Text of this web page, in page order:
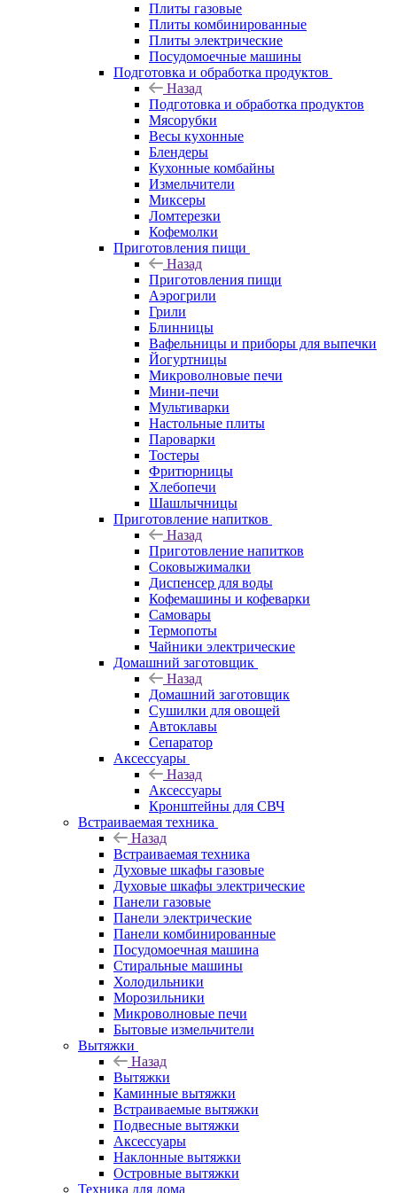
Плиты газовые
Плиты комбинированные
Плиты электрические
Посудомоечные машины
Подготовка и обработка продуктов
Назад
Подготовка и обработка продуктов
Мясорубки
Весы кухонные
Блендеры
Кухонные комбайны
Измельчители
Миксеры
Ломтерезки
Кофемолки
Приготовления пищи
Назад
Приготовления пищи
Аэрогрили
Грили
Блинницы
Вафельницы и приборы для выпечки
Йогуртницы
Микроволновые печи
Мини-печи
Мультиварки
Настольные плиты
Пароварки
Тостеры
Фритюрницы
Хлебопечи
Шашлычницы
Приготовление напитков
Назад
Приготовление напитков
Соковыжималки
Диспенсер для воды
Кофемашины и кофеварки
Самовары
Термопоты
Чайники электрические
Домашний заготовщик
Назад
Домашний заготовщик
Сушилки для овощей
Автоклавы
Сепаратор
Аксессуары
Назад
Аксессуары
Кронштейны для СВЧ
Встраиваемая техника
Назад
Встраиваемая техника
Духовые шкафы газовые
Духовые шкафы электрические
Панели газовые
Панели электрические
Панели комбинированные
Посудомоечная машина
Стиральные машины
Холодильники
Морозильники
Микроволновые печи
Бытовые измельчители
Вытяжки
Назад
Вытяжки
Каминные вытяжки
Встраиваемые вытяжки
Подвесные вытяжки
Аксессуары
Наклонные вытяжки
Островные вытяжки
Техника для дома